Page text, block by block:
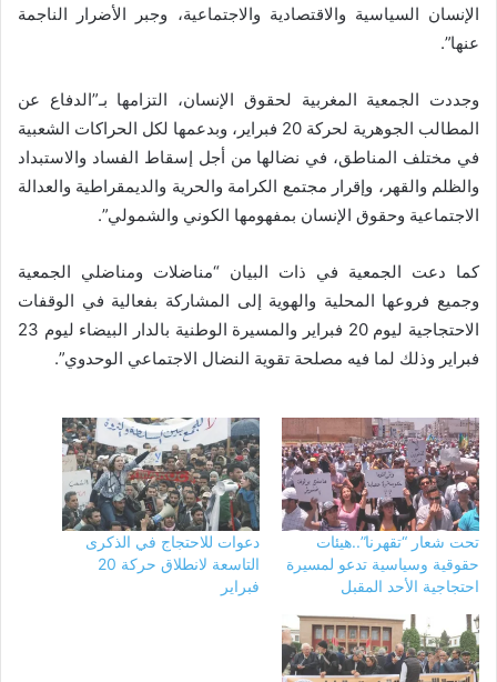
الإنسان السياسية والاقتصادية والاجتماعية، وجبر الأضرار الناجمة
عنها”.
وجددت الجمعية المغربية لحقوق الإنسان، التزامها بـ”الدفاع عن
المطالب الجوهرية لحركة 20 فبراير، وبدعمها لكل الحراكات الشعبية
في مختلف المناطق، في نضالها من أجل إسقاط الفساد والاستبداد
والظلم والقهر، وإقرار مجتمع الكرامة والحرية والديمقراطية والعدالة
الاجتماعية وحقوق الإنسان بمفهومها الكوني والشمولي”.
كما دعت الجمعية في ذات البيان “مناضلات ومناضلي الجمعية
وجميع فروعها المحلية والهوية إلى المشاركة بفعالية في الوقفات
الاحتجاجية ليوم 20 فبراير والمسيرة الوطنية بالدار البيضاء ليوم 23
فبراير وذلك لما فيه مصلحة تقوية النضال الاجتماعي الوحدوي”.
تحت شعار “تقهرنا”..هيئات
حقوقية وسياسية تدعو لمسيرة
احتجاجية الأحد المقبل
دعوات للاحتجاج في الذكرى
التاسعة لانطلاق حركة 20
فبراير